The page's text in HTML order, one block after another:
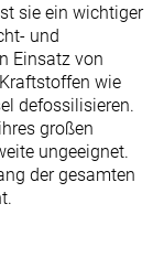
sie ein wichtiger
und
Einsatz von
wie
defossilisieren.
großen
ungeeignet.
der gesamten